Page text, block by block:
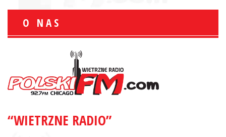
O NAS
“WIETRZNE RADIO”